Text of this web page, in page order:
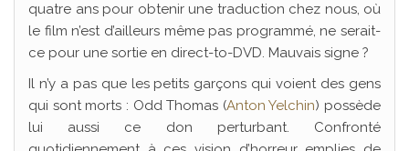
quatre ans pour obtenir une traduction chez nous, où
le film n’est d’ailleurs même pas programmé, ne serait-
ce pour une sortie en direct-to-DVD. Mauvais signe ?
Il n’y a pas que les petits garçons qui voient des gens
qui sont morts : Odd Thomas (Anton Yelchin) possède
lui aussi ce don perturbant. Confronté